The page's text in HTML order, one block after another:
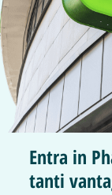
Entra in
tanti